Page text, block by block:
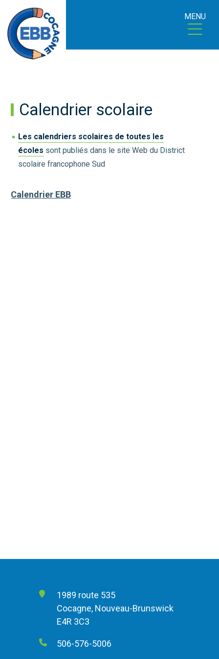
MENU
Calendrier scolaire
Les calendriers scolaires de toutes les
écoles sont publiés dans le site Web du District
scolaire francophone Sud
Calendrier EBB
1989 route 535
Cocagne, Nouveau-Brunswick
E4R 3C3
506-576-5006